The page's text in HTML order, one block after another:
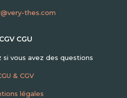
thes.com
CGV CGU
si vous avez des questions
& CGV
légales